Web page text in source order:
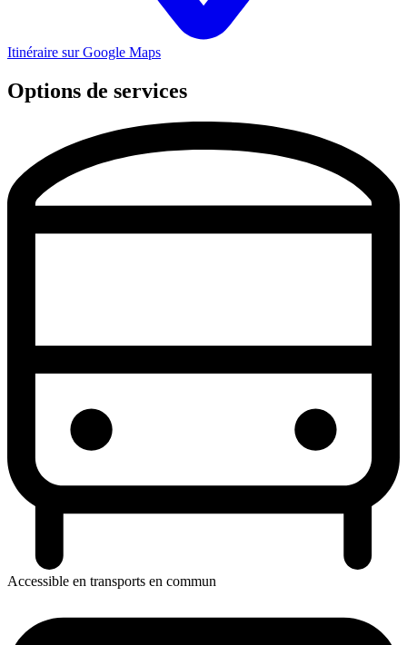
Itinéraire sur Google Maps
Options de services
Accessible en transports en commun